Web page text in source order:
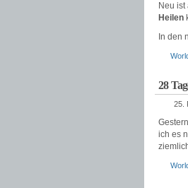
Neu ist
Heilen
In den
28
25.
ich es